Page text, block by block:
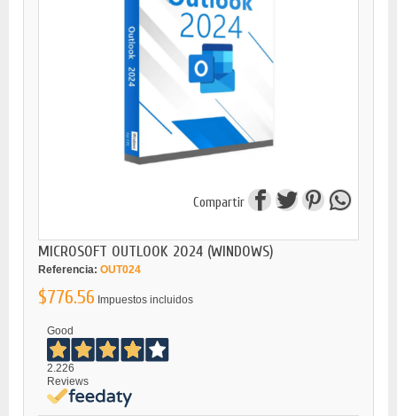
Compartir
MICROSOFT OUTLOOK 2024 (WINDOWS)
Referencia: OUT024
$776.56 Impuestos incluidos
Good
2.226
Reviews